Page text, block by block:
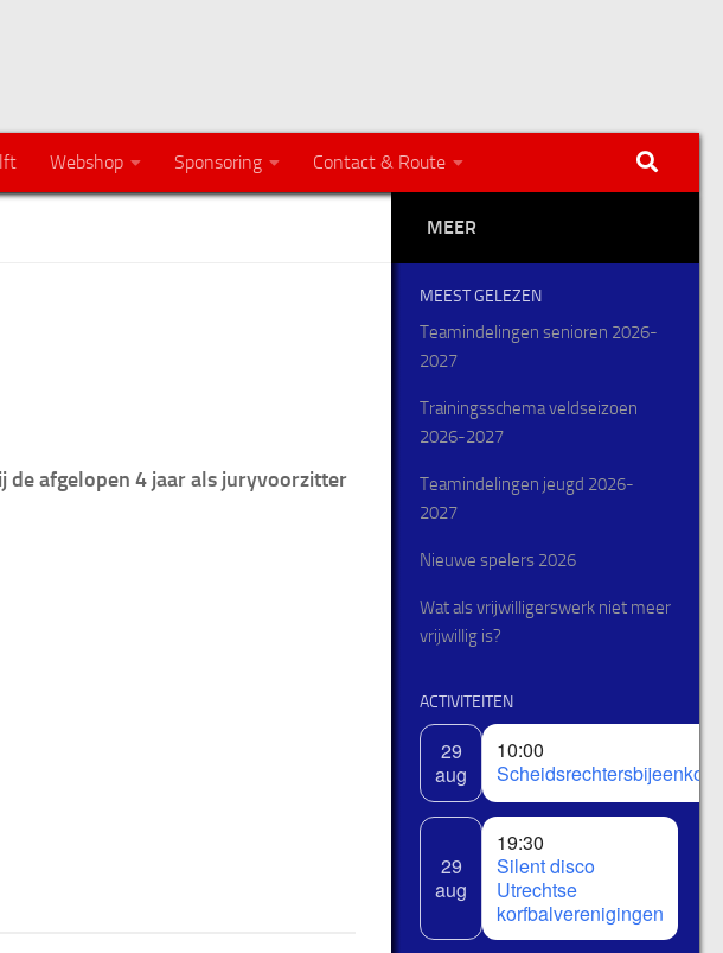
Webshop Sponsoring Contact & Route
de afgelopen 4 jaar als juryvoorzitter
MEER
MEEST GELEZEN
Teamindelingen senioren 2026-
2027
Trainingsschema veldseizoen
2026-2027
Teamindelingen jeugd 2026-
2027
Nieuwe spelers 2026
Wat als vrijwilligerswerk niet meer
vrijwillig is?
ACTIVITEITEN
29
aug
10:00
29
aug
19:30
Silent disco
Utrechtse
korfbalverenigingen